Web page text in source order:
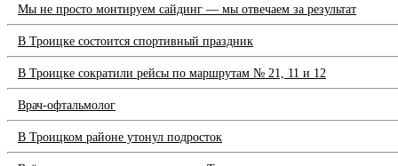
Мы не просто монтируем сайдинг — мы отвечаем за результат
В Троицке состоится спортивный праздник
В Троицке сократили рейсы по маршрутам № 21, 11 и 12
Врач-офтальмолог
В Троицком районе утонул подросток